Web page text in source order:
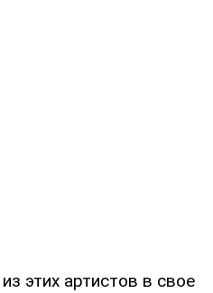
этих артистов в свое